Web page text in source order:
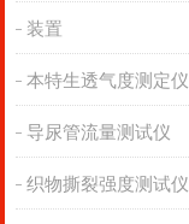
装置
本特生透气度测定仪
导尿管流量测试仪
织物撕裂强度测试仪